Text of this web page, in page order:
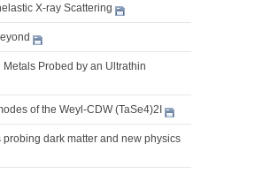
X-ray Scattering
Probed by an Ultrathin
of the Weyl-CDW (TaSe4)2I
dark matter and new physics